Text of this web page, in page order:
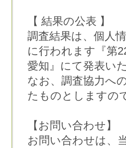
【 結果の公表 】
調査結果は、個人
に行われます『第
愛知』にて発表い
なお、調査協力へ
たものとしますの
【お問い合わせ】
お問い合わせは、